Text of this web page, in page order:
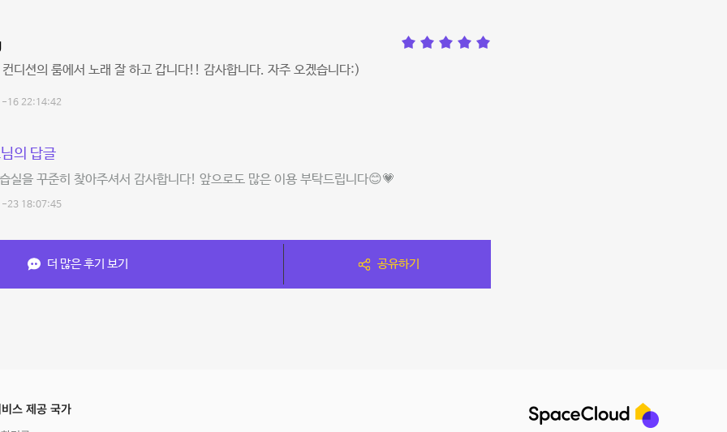
디션의 룸에서 노래 잘 하고 갑니다!! 감사합니다. 자주 오겠습니다:)
16 22:14:42
의 답글
실을 꾸준히 찾아주셔서 감사합니다! 앞으로도 많은 이용 부탁드립니다😊💗
23 18:07:45
더 많은 후기 보기 공유하기
스 제공 국가